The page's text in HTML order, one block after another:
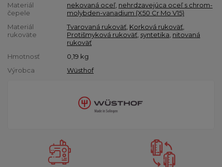
Materiál
čepele
nekovaná oceľ nehrdzavejúca oceľ s chrom-
molybden-vanadium (X50 Cr Mo V15)
Materiál
rukoväte
Tvarovaná rukoväť Korková rukoväť
Protišmyková rukoväť syntetika nitovaná
rukoväť
Hmotnosť
0,19 kg
Výrobca
Wüsthof